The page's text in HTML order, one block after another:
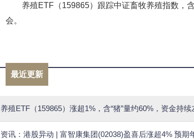
养殖ETF（159865）跟踪中证畜牧养殖指数，
会。
最近更新
养殖ETF（159865）涨超1%，含“猪”量约60%，资金持
资讯：港股异动 | 富智康集团(02038)盈喜后涨超4% 预期